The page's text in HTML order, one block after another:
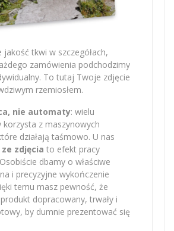
jakość tkwi w szczegółach,
zamówienia podchodzimy
To tutaj Twoje zdjęcie
rzemiosłem.
nie automaty: wielu
korzysta z maszynowych
działają taśmowo. U nas
zdjęcia to efekt pracy
dbamy o właściwe
i precyzyjne wykończenie
temu masz pewność, że
dopracowany, trwały i
by dumnie prezentować się